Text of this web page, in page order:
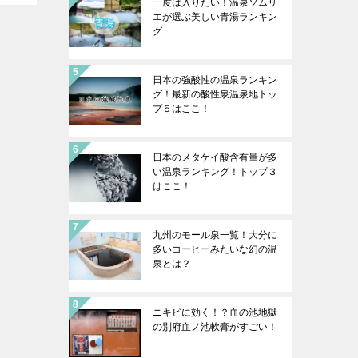
一度は入りたい！温泉ソムリ
エが選ぶ美しい青湯ランキン
グ
日本の強酸性の温泉ランキン
グ！最新の酸性泉温泉地トッ
プ５はここ！
日本のメタケイ酸含有量が多
い温泉ランキング！トップ３
はここ！
九州のモール泉一覧！大分に
多いコーヒーみたいな幻の温
泉とは？
ニキビに効く！？血の池地獄
の別府血ノ池軟膏がすごい！